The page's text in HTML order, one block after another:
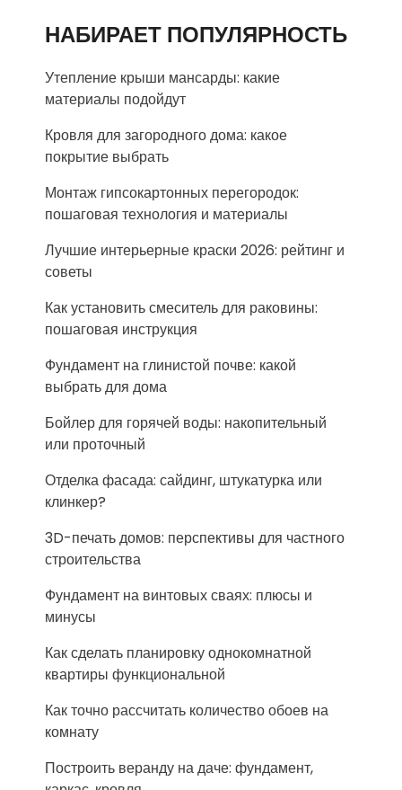
НАБИРАЕТ ПОПУЛЯРНОСТЬ
Утепление крыши мансарды: какие
материалы подойдут
Кровля для загородного дома: какое
покрытие выбрать
Монтаж гипсокартонных перегородок:
пошаговая технология и материалы
Лучшие интерьерные краски 2026: рейтинг и
советы
Как установить смеситель для раковины:
пошаговая инструкция
Фундамент на глинистой почве: какой
выбрать для дома
Бойлер для горячей воды: накопительный
или проточный
Отделка фасада: сайдинг, штукатурка или
клинкер?
3D-печать домов: перспективы для частного
строительства
Фундамент на винтовых сваях: плюсы и
минусы
Как сделать планировку однокомнатной
квартиры функциональной
Как точно рассчитать количество обоев на
комнату
Построить веранду на даче: фундамент,